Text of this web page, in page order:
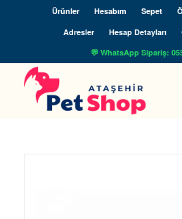
Ürünler Hesabım Sepet
Adresler
Hesap Detayları
💬 WhatsApp Sipariş: